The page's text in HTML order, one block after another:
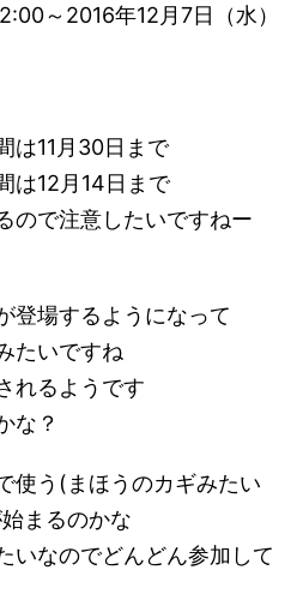
～2016年12月7日（水）
は11月30日まで
は12月14日まで
ので注意したいですねー
登場するようになって
たいですね
れるようです
な？
使う(まほうのカギみたい
まるのかな
いなのでどんどん参加して